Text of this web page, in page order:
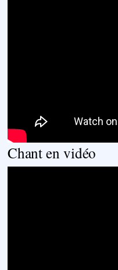
Chant en vidéo